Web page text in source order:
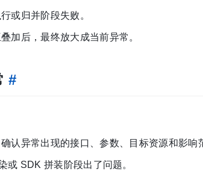
或归并阶段失败。
加后，最终放大成当前异常。
#
认异常出现的接口、参数、目标资源和影响
SDK 拼装阶段出了问题。